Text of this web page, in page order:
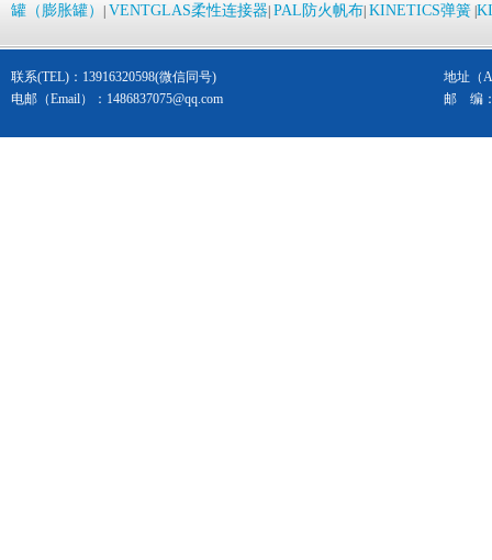
罐（膨胀罐）
VENTGLAS柔性连接器 PAL防火帆布 KINETICS弹簧
联系(TEL)：13916320598(微信同号)
电邮（Email）： 1486837075@qq.com
地址（
邮 编